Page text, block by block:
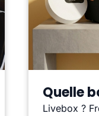
Quelle
Livebox ?